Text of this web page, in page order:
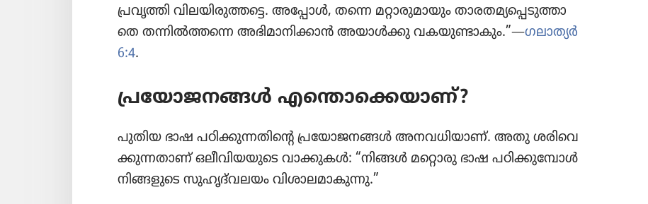
പ്രവൃത്തി വിലയി​രു​ത്ത​ട്ടെ. അപ്പോൾ, തന്നെ മറ്റാരു​മാ​യും താരത​മ്യ​പ്പെ​ടു​ത്താ​
തെ തന്നിൽത്ത​ന്നെ അഭിമാ​നി​ക്കാൻ അയാൾക്കു വകയു​ണ്ടാ​കും.”—ഗലാത്യർ
6:4.
പ്രയോ​ജ​ന​ങ്ങൾ എന്തൊ​ക്കെ​യാണ്‌?
പുതിയ ഭാഷ പഠിക്കു​ന്ന​തി​ന്റെ പ്രയോ​ജ​ന​ങ്ങൾ അനവധി​യാണ്‌. അതു ശരി​വെ​
ക്കു​ന്ന​താണ്‌ ഒലീവി​യ​യു​ടെ വാക്കുകൾ: “നിങ്ങൾ മറ്റൊരു ഭാഷ പഠിക്കു​മ്പോൾ
നിങ്ങളു​ടെ സുഹൃദ്‌വലയം വിശാ​ല​മാ​കു​ന്നു.”